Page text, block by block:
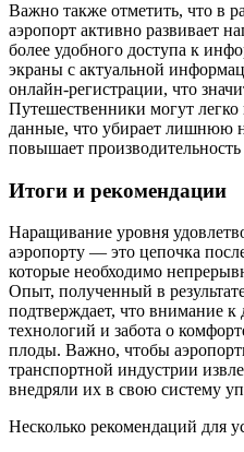
Важно также отметить, что в
аэропорт активно развивает
более удобного доступа к
экраны с актуальной
онлайн-регистрации, что
Путешественники могут
данные, что убирает лишнюю
повышает
Итоги и рекомендации
Наращивание уровня
аэропорту — это цепочка
которые необходимо
Опыт, полученный в
подтверждает, что внимание
технологий и забота о
плоды. Важно, чтобы
транспортной индустрии
внедряли их в свою систему
Несколько рекомендаций для